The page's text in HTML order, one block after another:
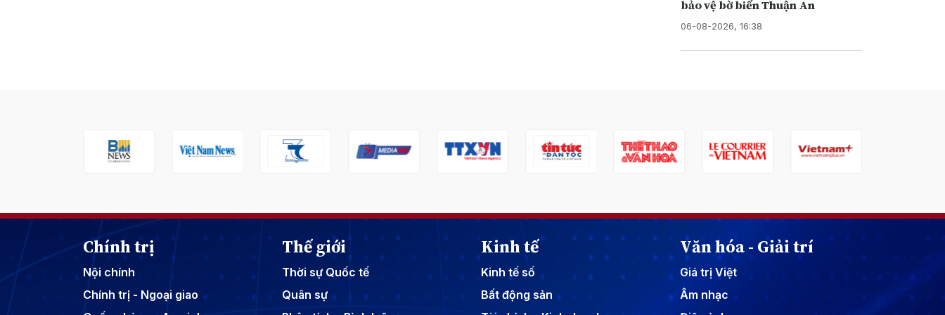
bảo vệ bờ biển Thuận An
06-08-2026, 16:38
Chính trị
Nội chính
Chính trị - Ngoại giao
Thế giới
Thời sự Quốc tế
Quân sự
Kinh tế
Kinh tế số
Bất động sản
Văn hóa - Giải trí
Giá trị Việt
Âm nhạc